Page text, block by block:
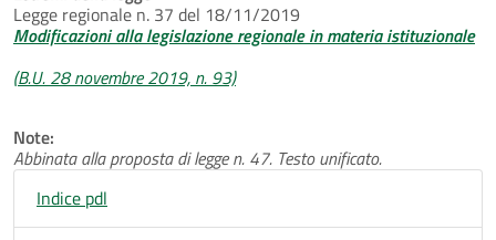
Legge regionale n. 37 del 18/11/2019
Modificazioni alla legislazione regionale in materia istituzionale
(B.U. 28 novembre 2019, n. 93)
Note:
Abbinata alla proposta di legge n. 47. Testo unificato.
Indice pdl